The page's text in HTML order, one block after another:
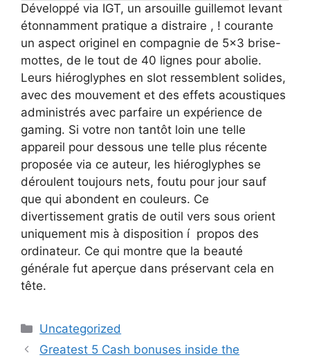
Développé via IGT, un arsouille guillemot levant
étonnamment pratique a distraire , ! courante
un aspect originel en compagnie de 5×3 brise-
mottes, de le tout de 40 lignes pour abolie.
Leurs hiéroglyphes en slot ressemblent solides,
avec des mouvement et des effets acoustiques
administrés avec parfaire un expérience de
gaming. Si votre non tantôt loin une telle
appareil pour dessous une telle plus récente
proposée via ce auteur, les hiéroglyphes se
déroulent toujours nets, foutu pour jour sauf
que qui abondent en couleurs. Ce
divertissement gratis de outil vers sous orient
uniquement mis à disposition í propos des
ordinateur. Ce qui montre que la beauté
générale fut aperçue dans préservant cela en
tête.
Uncategorized
Greatest 5 Cash bonuses inside the